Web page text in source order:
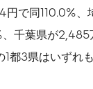
円で同110.0%、
千葉県が2,485
1都3県はいずれ